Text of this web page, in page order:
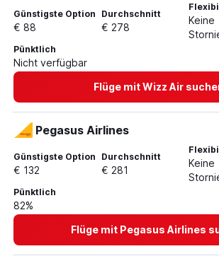
Günstigste Option
€ 88
Durchschnitt
€ 278
Keine
Pünktlich
Nicht verfügbar
Flüge mit Wizz Air
Pegasus Airlines
Günstigste Option
€ 132
Durchschnitt
€ 281
Keine
Pünktlich
82%
Flüge mit Pegasus Airlines